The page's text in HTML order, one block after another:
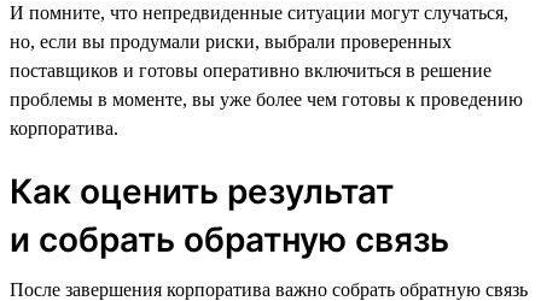
И помните, что непредвиденные ситуации могут случаться,
но, если вы продумали риски, выбрали проверенных
поставщиков и готовы оперативно включиться в решение
проблемы в моменте, вы уже более чем готовы к проведению
корпоратива.
Как оценить результат
и собрать обратную связь
После завершения корпоратива важно собрать обратную связь